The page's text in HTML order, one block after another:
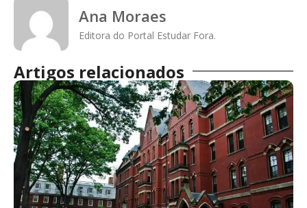
Ana Moraes
Editora do Portal Estudar Fora.
Artigos relacionados